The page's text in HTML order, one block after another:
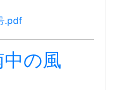
.pdf
中の風